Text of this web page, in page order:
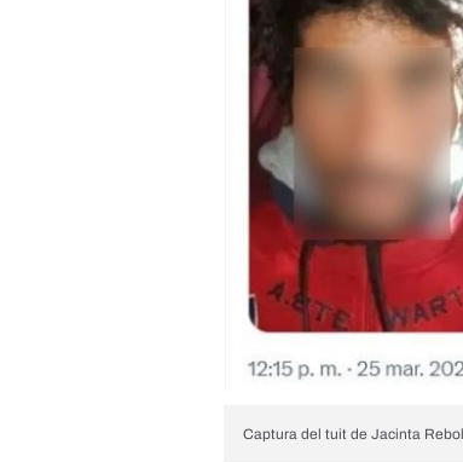
Captura del tuit de Jacinta